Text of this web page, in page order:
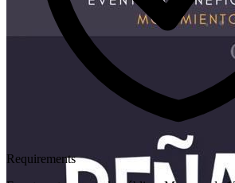
Requirements